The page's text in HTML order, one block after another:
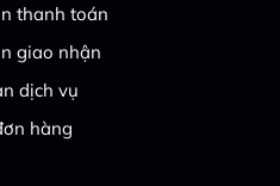
thanh toán
giao nhận
dịch vụ
hàng